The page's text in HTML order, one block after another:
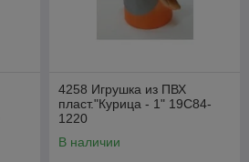
4258 Игрушка из ПВХ
пласт."Курица - 1" 19С84-
1220
В наличии